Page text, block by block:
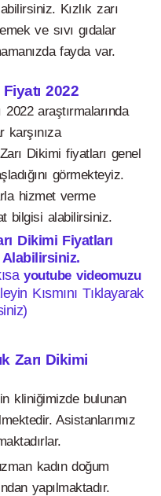
Kızlık zarı
ve sıvı gıdalar
fayda var.
2022
araştırmalarında
karşınıza
Dikimi fiyatları genel
görmekteyiz.
hizmet verme
bilgisi alabilirsiniz.
Dikimi Fiyatları
youtube videomuzu
Kısmını Tıklayarak
Zarı Dikimi
kliniğimizde bulunan
Asistanlarımız
kadın doğum
yapılmaktadır.